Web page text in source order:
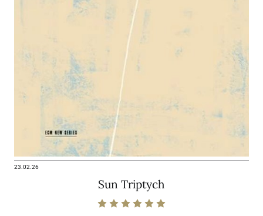
23.02.26
Sun Triptych